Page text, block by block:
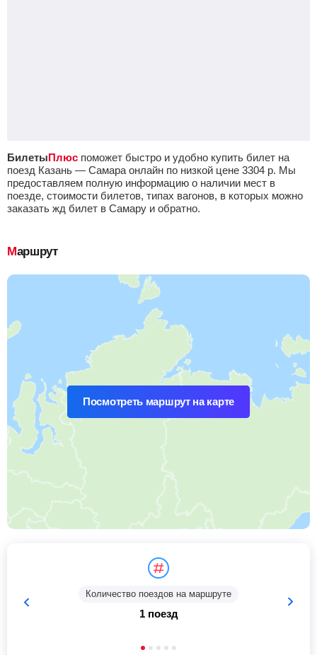
БилетыПлюс поможет быстро и удобно купить билет на
поезд Казань — Самара онлайн по низкой цене 3304 р. Мы
предоставляем полную информацию о наличии мест в
поезде, стоимости билетов, типах вагонов, в которых можно
заказать жд билет в Самару и обратно.
Маршрут
Посмотреть маршрут на карте
Количество поездов на маршруте
1 поезд